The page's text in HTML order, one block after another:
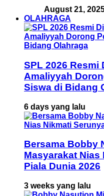
August 21,
OLAHRAGA
SPL 2026 Resmi
Amaliyyah
Siswa di Bidang
6 days yang lalu
Bersama Bobby
Masyarakat Nias
Piala Dunia 2026
3 weeks yang lalu